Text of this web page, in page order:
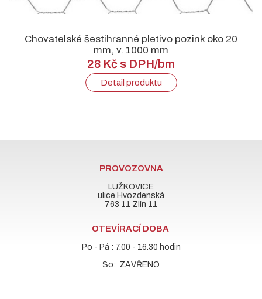
Chovatelské šestihranné pletivo pozink oko 20
mm, v. 1000 mm
28 Kč s DPH/bm
Detail produktu
PROVOZOVNA
LUŽKOVICE
ulice Hvozdenská
763 11 Zlín 11
OTEVÍRACÍ DOBA
Po - Pá : 7.00 - 16.30 hodin
So: ZAVŘENO